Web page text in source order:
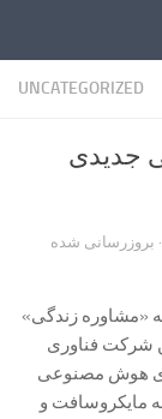
UNCATEGORIZED
جدیدی
· بروزرسانی شده
«مشاوره زندگی»
شرکت فناوری
هوش مصنوعی
مایکروسافت و